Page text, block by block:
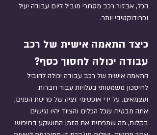
הכל, אבזור רכב מסחרי מוביל ליום עבודה יעיל
ופרודוקטיבי יותר.
כיצד התאמה אישית של רכב
עבודה יכולה לחסוך כסף?
התאמה אישית של רכב עבודה יכולה להוביל
לחיסכון משמעותי בעלויות עבור חברות
ועצמאים. על ידי אופטימי זציה של פריסת הפנים,
אתה מבטיח שכל הכלים והציוד יהיו נגישים
בקלות, מה שמפחית את הזמן המושקע בחיפוש